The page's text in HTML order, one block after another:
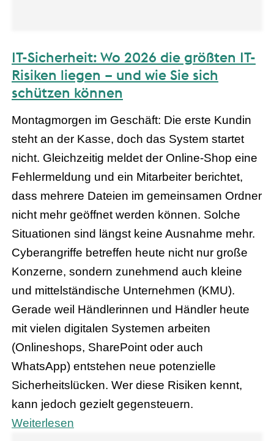
IT-Sicherheit: Wo 2026 die größten IT-
Risiken liegen – und wie Sie sich
schützen können
Montagmorgen im Geschäft: Die erste Kundin
steht an der Kasse, doch das System startet
nicht. Gleichzeitig meldet der Online-Shop eine
Fehlermeldung und ein Mitarbeiter berichtet,
dass mehrere Dateien im gemeinsamen Ordner
nicht mehr geöffnet werden können. Solche
Situationen sind längst keine Ausnahme mehr.
Cyberangriffe betreffen heute nicht nur große
Konzerne, sondern zunehmend auch kleine
und mittelständische Unternehmen (KMU).
Gerade weil Händlerinnen und Händler heute
mit vielen digitalen Systemen arbeiten
(Onlineshops, SharePoint oder auch
WhatsApp) entstehen neue potenzielle
Sicherheitslücken. Wer diese Risiken kennt,
kann jedoch gezielt gegensteuern.
Weiterlesen